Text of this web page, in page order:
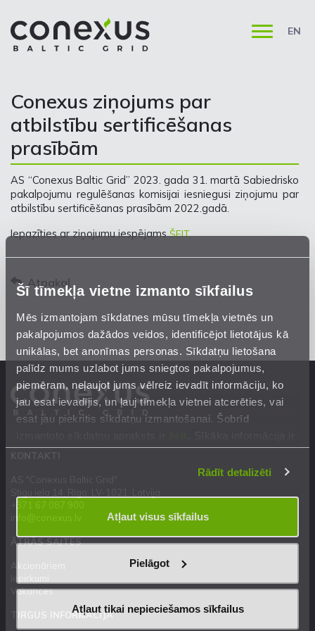
Šī tīmekļa vietne izmanto sīkfailus
Mēs izmantojam sīkdatnes mūsu tīmekļa vietnēs un
pakalpojumos dažādos veidos, identificējot lietotājus kā
unikālas, bet anonīmas personas. Sīkdatņu lietošana
palīdz mums uzlabot jums sniegtos pakalpojumus,
piemēram, neļaujot jums vēlreiz ievadīt informāciju, ko
jau esat ievadījis, un ļauj tīmekļa vietnei atcerēties, vai
esat jau piekritis sīkdatņu izmantošanai. Šobrīd
mūsuPrivātuma atrunā.
Rādīt detalizēti
Atļaut visus sīkfailus
Pielāgot
Atļaut tikai nepieciešamos sīkfailus
EN
Conexus ziņojums par
atbilstību sertificēšanas
prasībām
AS “Conexus Baltic Grid” 2023. gada 31. martā Sabiedrisko
pakalpojumu regulēšanas komisijai iesniegusi ziņojumu par
atbilstību sertificēšanas prasībām 2022.gadā.
Iepazīties ar ziņojumu iespējamsŠEIT.
Atpakaļ
ĀTRĀS SAITES
Vakances
TIRGUS INFORMĀCIJA